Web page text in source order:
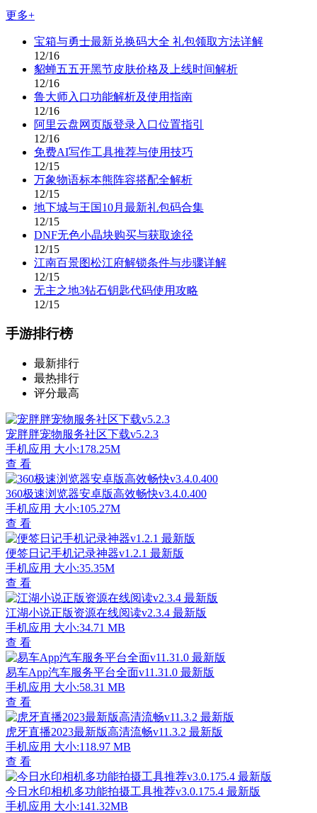
更多+
宝箱与勇士最新兑换码大全 礼包领取方法详解
12/16
貂蝉五五开黑节皮肤价格及上线时间解析
12/16
鲁大师入口功能解析及使用指南
12/16
阿里云盘网页版登录入口位置指引
12/16
免费AI写作工具推荐与使用技巧
12/15
万象物语标本熊阵容搭配全解析
12/15
地下城与王国10月最新礼包码合集
12/15
DNF无色小晶块购买与获取途径
12/15
江南百景图松江府解锁条件与步骤详解
12/15
无主之地3钻石钥匙代码使用攻略
12/15
手游排行榜
最新排行
最热排行
评分最高
宠胖胖宠物服务社区下载v5.2.3
手机应用 大小:178.25M
查 看
360极速浏览器安卓版高效畅快v3.4.0.400
手机应用 大小:105.27M
查 看
便签日记手机记录神器v1.2.1 最新版
手机应用 大小:35.35M
查 看
江湖小说正版资源在线阅读v2.3.4 最新版
手机应用 大小:34.71 MB
查 看
易车App汽车服务平台全面v11.31.0 最新版
手机应用 大小:58.31 MB
查 看
虎牙直播2023最新版高清流畅v11.3.2 最新版
手机应用 大小:118.97 MB
查 看
今日水印相机多功能拍摄工具推荐v3.0.175.4 最新版
手机应用 大小:141.32MB